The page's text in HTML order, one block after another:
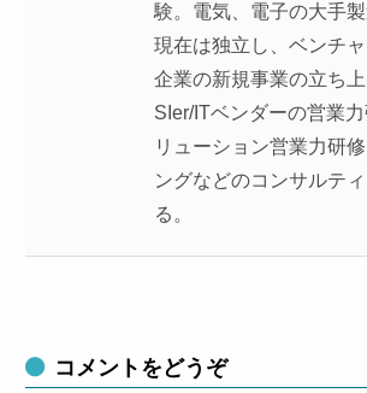
験。電気、電子の大手製
現在は独立し、ベンチ
企業の新規事業の立ち上
SIer/ITベンダーの営業
リューション営業力研
ングなどのコンサルテ
る。
コメントをどうぞ